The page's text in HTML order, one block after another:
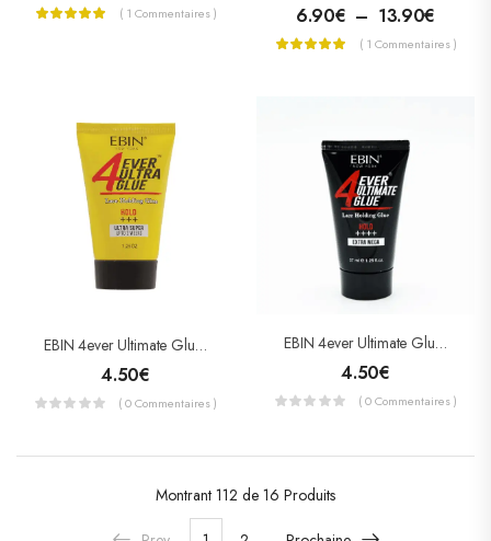
( 1 Commentaires ) 6.90€ – 13.90€
( 1 Commentaires )
EBIN 4ever Ultimate Glue – Lace Holding Glue – Gel Pour Lace Ultra Super
4.50€
( 0 Commentaires )
EBIN 4ever Ultimate Glue – Lace Holding Glue – Gel Pour Lace Extra Mega
4.50€
( 0 Commentaires )
Montrant 112 de 16 Produits